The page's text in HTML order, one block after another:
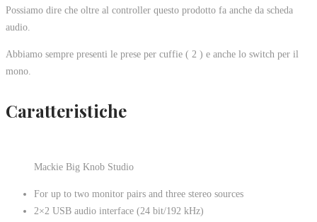
Possiamo dire che oltre al controller questo prodotto fa anche da scheda
audio.
Abbiamo sempre presenti le prese per cuffie ( 2 ) e anche lo switch per il
mono.
Caratteristiche
Mackie Big Knob Studio
For up to two monitor pairs and three stereo sources
2×2 USB audio interface (24 bit/192 kHz)